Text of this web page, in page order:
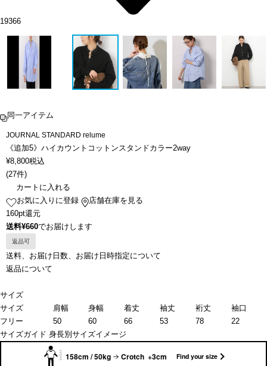
19366
同一アイテム
JOURNAL STANDARD relume
《追加5》ハイカウントコットンスタンドカラー2way
¥8,800税込
(27件)
カートに入れる
お気に入りに登録
店舗在庫を見る
160pt還元
送料¥660でお届けします
返品可
送料、お届け日数、お届け日時指定について
返品について
サイズ
サイズ
肩幅 身幅 着丈 袖丈 裄丈
袖口
フリー
50 60 66 53 78
22
サイズガイド 身長別サイズイメージ
158cm / 50kg Crotch +3cm Find your size